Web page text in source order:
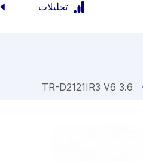
تحليلات
TR-D2121IR3 V6 3.6